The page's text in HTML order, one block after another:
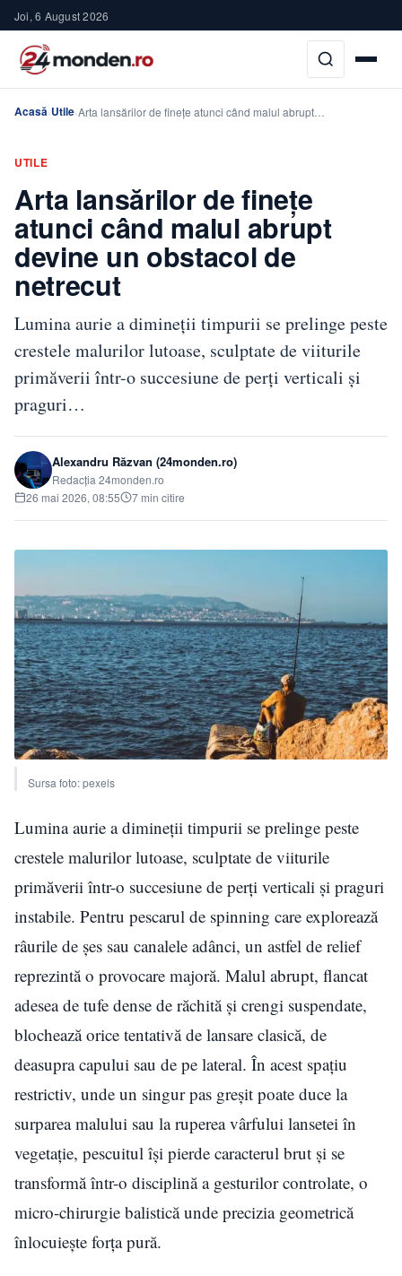
Joi, 6 August 2026
Acasă›Utile›Arta lansărilor de finețe atunci când malul abrupt…
UTILE
Arta lansărilor de finețe
atunci când malul abrupt
devine un obstacol de
netrecut
Lumina aurie a dimineții timpurii se prelinge peste
crestele malurilor lutoase, sculptate de viiturile
primăverii într-o succesiune de perți verticali și
praguri…
Alexandru Răzvan (24monden.ro)
Redacția 24monden.ro
26 mai 2026, 08:55
7 min citire
Sursa foto: pexels
Lumina aurie a dimineții timpurii se prelinge peste
crestele malurilor lutoase, sculptate de viiturile
primăverii într-o succesiune de perți verticali și praguri
instabile. Pentru pescarul de spinning care explorează
râurile de șes sau canalele adânci, un astfel de relief
reprezintă o provocare majoră. Malul abrupt, flancat
adesea de tufe dense de răchită și crengi suspendate,
blochează orice tentativă de lansare clasică, de
deasupra capului sau de pe lateral. În acest spațiu
restrictiv, unde un singur pas greșit poate duce la
surparea malului sau la ruperea vârfului lansetei în
vegetație, pescuitul își pierde caracterul brut și se
transformă într-o disciplină a gesturilor controlate, o
micro-chirurgie balistică unde precizia geometrică
înlocuiește forța pură.